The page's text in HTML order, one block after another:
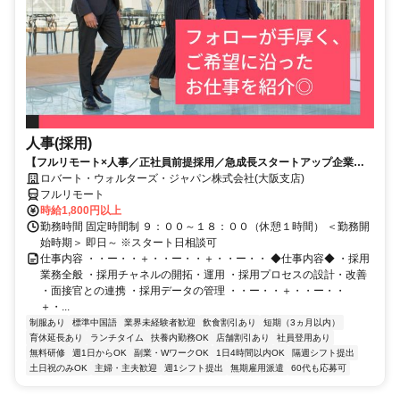
人事(採用)
【フルリモート×人事／正社員前提採用／急成長スタートアップ企業／
英語】Robert Walters
ロバート・ウォルターズ・ジャパン株式会社(大阪支店)
フルリモート
時給1,800円以上
勤務時間 固定時間制 ９：００～１８：００（休憩１時間） ＜勤務開
始時期＞ 即日～ ※スタート日相談可
仕事内容 ・・ー・・＋・・ー・・＋・・ー・・ ◆仕事内容◆ ・採用
業務全般 ・採用チャネルの開拓・運用 ・採用プロセスの設計・改善
・面接官との連携 ・採用データの管理 ・・ー・・＋・・ー・・
＋・...
制服あり 標準中国語 業界未経験者歓迎 飲食割引あり
短期（3ヵ月以内）
育休延長あり
ランチタイム 扶養内勤務OK 店舗割引あり
社員登用あり
無料研修
週1日からOK 副業・WワークOK 1日4時間以内OK
隔週シフト提出
土日祝のみOK
主婦・主夫歓迎 週1シフト提出 無期雇用派遣 60代も応募可